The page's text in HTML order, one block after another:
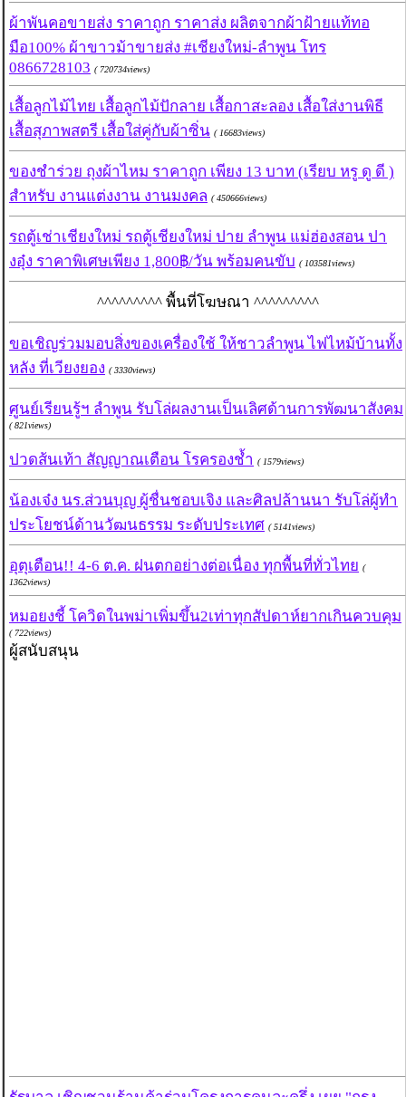
ผ้าพันคอขายส่ง ราคาถูก ราคาส่ง ผลิตจากผ้าฝ้ายแท้ทอ
มือ100% ผ้าขาวม้าขายส่ง #เชียงใหม่-ลำพูน โทร
0866728103 ( 720734views)
เสื้อลูกไม้ไทย เสื้อลูกไม้ปักลาย เสื้อกาสะลอง เสื้อใส่งานพิธี
เสื้อสุภาพสตรี เสื้อใส่คู่กับผ้าซิ่น ( 16683views)
ของชำร่วย ถุงผ้าไหม ราคาถูก เพียง 13 บาท (เรียบ หรู ดู ดี )
สำหรับ งานแต่งงาน งานมงคล ( 450666views)
รถตู้เช่าเชียงใหม่ รถตู้เชียงใหม่ ปาย ลำพูน แม่ฮ่องสอน ปา
งอุ๋ง ราคาพิเศษเพียง 1,800฿/วัน พร้อมคนขับ ( 103581views)
^^^^^^^^^ พื้นที่โฆษณา ^^^^^^^^^
ขอเชิญร่วมมอบสิ่งของเครื่องใช้ ให้ชาวลำพูน ไฟไหม้บ้านทั้ง
หลัง ที่เวียงยอง ( 3330views)
ศูนย์เรียนรู้ฯ ลำพูน รับโล่ผลงานเป็นเลิศด้านการพัฒนาสังคม
( 821views)
ปวดส้นเท้า สัญญาณเตือน โรครองช้ำ ( 1579views)
น้องเจ๋ง นร.ส่วนบุญ ผู้ชื่นชอบเจิง และศิลปล้านนา รับโล่ผู้ทำ
ประโยชน์ด้านวัฒนธรรม ระดับประเทศ ( 5141views)
อุตุเตือน!! 4-6 ต.ค. ฝนตกอย่างต่อเนื่อง ทุกพื้นที่ทั่วไทย (
1362views)
หมอยงชี้ โควิดในพม่าเพิ่มขึ้น2เท่าทุกสัปดาห์ยากเกินควบคุม
( 722views)
ผู้สนับสนุน